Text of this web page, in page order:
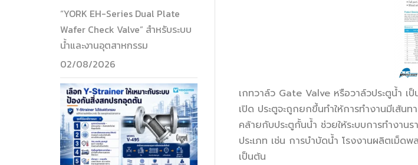
“YORK EH-Series Dual Plate
Wafer Check Valve” สำหรับระบบ
น้ำและงานอุตสาหกรรม
02/08/2026
เกทวาล์ว Gate Valve หรือวาล์วประตูน้ำ เ
เปิด ประตูจะถูกยกขึ้นทำให้การทำงานมีเส้น
คล้ายกับประตูกั้นน้ำ ช่วยให้ระบบการทำงา
ประเภท เช่น การบำบัดน้ำ โรงงานผลิตเม็ด
เป็นต้น